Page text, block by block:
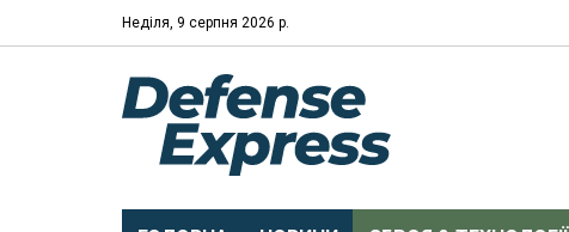
Неділя, 9 серпня 2026 р.